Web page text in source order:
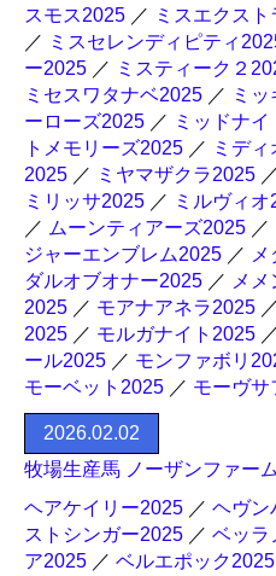
スモス2025 ／ ミスエクス
／ ミスセレンディピティ
ー2025 ／ ミスティーク２
ミセスワタナベ2025 ／ ミ
ーローズ2025 ／ ミッドナ
トメモリーズ2025 ／ ミデ
2025 ／ ミヤマザクラ2025 ／
ミリッサ2025 ／ ミルヴィオ
／ ムーンティアーズ2025 ／
ジャーエンブレム2025 ／
ダルオブオナー2025 ／ メ
2025 ／ モアナアネラ2025 ／
2025 ／ モルガナイト2025 ／
ール2025 ／ モンファボリ
モーベット2025 ／ モーヴサ
2026.02.02
牧場生産馬 ノーザンファー
ヘアケイリー2025 ／ ヘヴン
ストシンガー2025 ／ ベッラ
ア2025 ／ ベルエポック2025